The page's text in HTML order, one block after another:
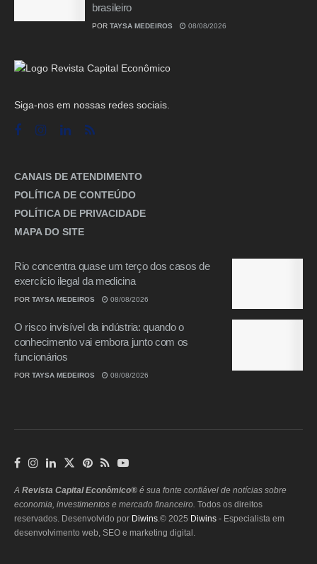
brasileiro
POR TAYSA MEDEIROS 08/08/2026
Siga-nos em nossas redes sociais.
CANAIS DE ATENDIMENTO
POLÍTICA DE CONTEÚDO
POLÍTICA DE PRIVACIDADE
MAPA DO SITE
Rio concentra quase um terço dos casos de
exercício ilegal da medicina
POR TAYSA MEDEIROS 08/08/2026
O risco invisível da indústria: quando o
conhecimento vai embora junto com os
funcionários
POR TAYSA MEDEIROS 08/08/2026
A Revista Capital Econômico® é sua fonte confiável de notícias sobre
economia, investimentos e mercado financeiro. Todos os direitos
reservados. Desenvolvido por Diwins .© 2025 Diwins - Especialista em
desenvolvimento web, SEO e marketing digital.